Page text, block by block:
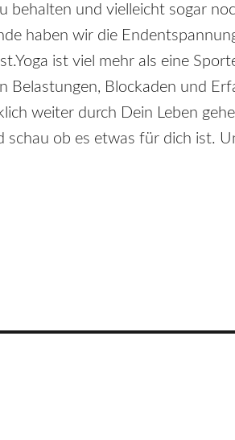
behalten und vielleicht sogar
haben wir die
ist viel mehr als eine
Belastungen, Blockaden und
weiter durch Dein Leben
ob es etwas für dich ist.